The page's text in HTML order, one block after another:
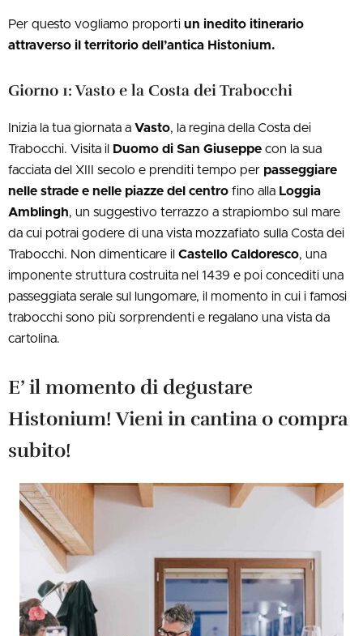
Per questo vogliamo proporti un inedito itinerario
attraverso il territorio dell’antica Histonium.
Giorno 1: Vasto e la Costa dei Trabocchi
Inizia la tua giornata a Vasto, la regina della Costa dei
Trabocchi. Visita il
Duomo di San Giuseppe con la sua
facciata del XIII secolo e prenditi tempo per passeggiare
nelle strade e nelle piazze del centro fino alla Loggia
Amblingh, un suggestivo terrazzo a strapiombo sul mare
da cui potrai godere di una vista mozzafiato sulla Costa dei
Trabocchi. Non dimenticare il Castello Caldoresco, una
imponente struttura costruita nel 1439 e poi concediti una
passeggiata serale sul lungomare, il momento in cui i famosi
trabocchi sono più sorprendenti e regalano una vista da
cartolina.
E’ il momento di degustare
Histonium! Vieni in cantina o compra
subito!